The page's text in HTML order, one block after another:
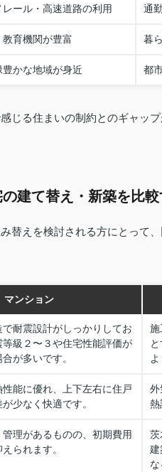
レール・高速道路の利用 通
育機関が豊富 暮
かな地域が身近 都
じる住まいの制約とのギャッ
建て替え・新築を比
替えを検討される方にとって
マンション
で耐震設計がしっかりしてお
等級２〜３や住宅性能評価が
が多いです。
施
能に優れ、上下左右に住戸
少なく快適です。
外
熱
理があるものの、初期費用
られます。
茨
建
な